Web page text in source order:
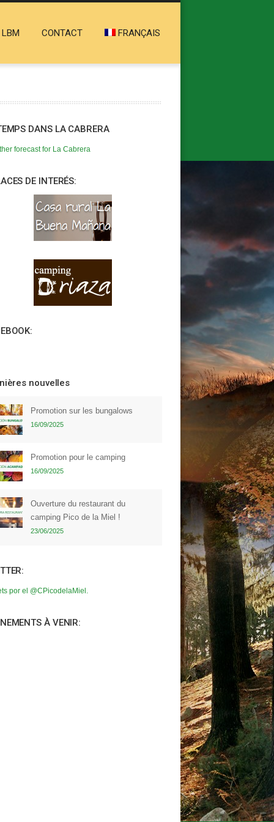
CONTACT FRANÇAIS
DANS LA CABRERA
forecast for La Cabrera
DE INTERÉS:
nouvelles
Promotion sur les bungalows
16/09/2025
Promotion pour le camping
16/09/2025
Ouverture du restaurant du
camping Pico de la Miel !
23/06/2025
por el @CPicodelaMiel.
À VENIR: